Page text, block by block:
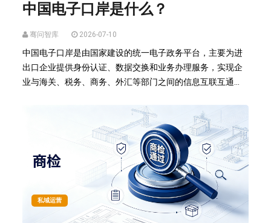
中国电子口岸是什么？
骞问智库 2026-07-10
中国电子口岸是由国家建设的统一电子政务平台，主要为进
出口企业提供身份认证、数据交换和业务办理服务，实现企
业与海关、税务、商务、外汇等部门之间的信息互联互通...
私域运营